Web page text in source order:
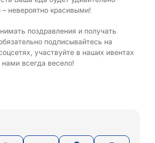
– невероятно красивыми!
поздравления и получать
подписывайтесь на
участвуйте в наших ивентах
всегда весело!